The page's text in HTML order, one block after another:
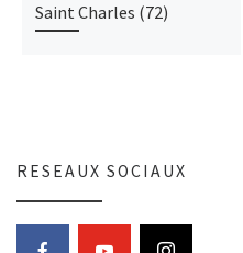
Saint Charles (72)
RESEAUX SOCIAUX